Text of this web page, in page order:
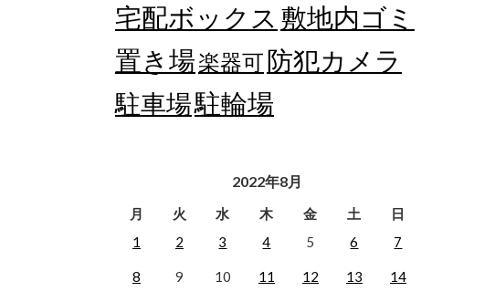
宅配ボックス 敷地内ゴミ
置き場楽器可防犯カメラ
駐車場駐輪場
2022年8月
月 火 水 木 金 土
日
1
2 3 4 5 6 7
8 9 10 11 12 13 14